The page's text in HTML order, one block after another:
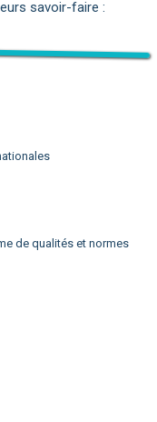
savoir-faire :
de qualités et normes